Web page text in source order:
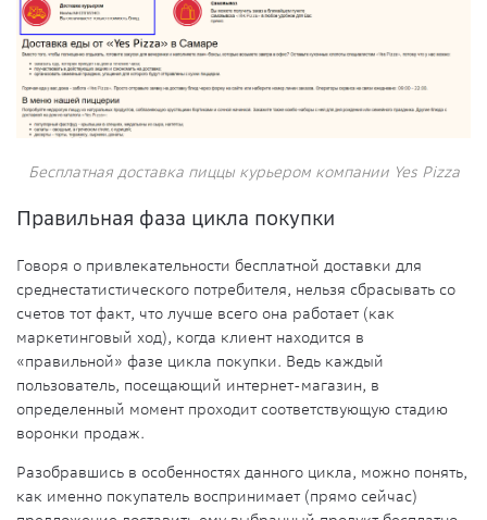
Бесплатная доставка пиццы курьером компании Yes Pizza
Правильная фаза цикла покупки
Говоря о привлекательности бесплатной доставки для
среднестатистического потребителя, нельзя сбрасывать со
счетов тот факт, что лучше всего она работает (как
маркетинговый ход), когда клиент находится в
«правильной» фазе цикла покупки. Ведь каждый
пользователь, посещающий интернет-магазин, в
определенный момент проходит соответствующую стадию
воронки продаж.
Разобравшись в особенностях данного цикла, можно понять,
как именно покупатель воспринимает (прямо сейчас)